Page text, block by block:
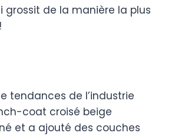
grossit de la manière la plus
tendances de l’industrie
coat croisé beige
et a ajouté des couches